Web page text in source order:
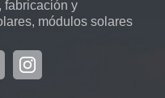
fabricación y
módulos solares
empresa, ubicada en
Nanjing, con una
sistemas